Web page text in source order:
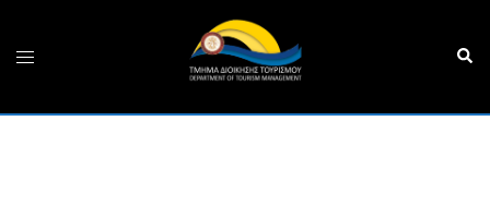
content
Toggle